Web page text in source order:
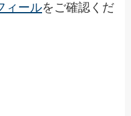
ィールをご確認くだ